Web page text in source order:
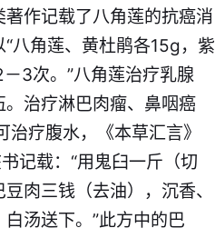
作记载了八角莲的抗癌消
八角莲、黄杜鹃各15g，紫
3次。”八角莲治疗乳腺
治疗淋巴肉瘤、鼻咽癌
疗腹水，《本草汇言》
记载：“用鬼臼一斤（切
肉三钱（去油），沉香、
汤送下。”此方中的巴